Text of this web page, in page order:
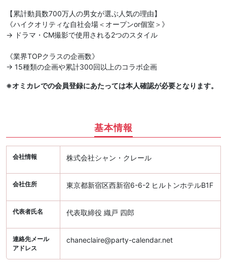
【累計動員数700万人の男女が選ぶ人気の理由】
《ハイクオリティな自社会場＜オープンor個室＞》
→ ドラマ・CM撮影で使用される2つのスタイル
《業界TOPクラスの企画数》
→ 15種類の企画や累計300回以上のコラボ企画
※オミカレでの会員登録にあたっては本人確認が必要となります。
基本情報
会社情報 株式会社シャン・クレール
会社住所 東京都新宿区西新宿6-6-2 ヒルトンホテルB1F
代表者氏名 代表取締役 織戸 四郎
連絡先メール
アドレス
chaneclaire@party-calendar.net